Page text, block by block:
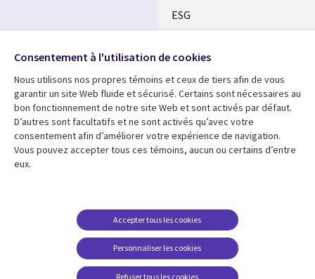
ESG
Fusions
Salle de presse
Ressources
Articles
Études de cas
Baladodiffusions
Support
Restrictions et
conditions juridiques
Carrières FAQ
Centre de gestion des
Suivez-nous
Social
Media
Global
FR
Consentement à l'utilisation de cookies
Nous utilisons nos propres témoins et ceux de tiers afin de vous
garantir un site Web fluide et sécurisé. Certains sont nécessaires au
bon fonctionnement de notre site Web et sont activés par défaut.
D’autres sont facultatifs et ne sont activés qu’avec votre
consentement afin d’améliorer votre expérience de navigation.
Vous pouvez accepter tous ces témoins, aucun ou certains d’entre
eux.
Personnaliser les cookies
Accepter tous les cookies
Refuser tous les cookies